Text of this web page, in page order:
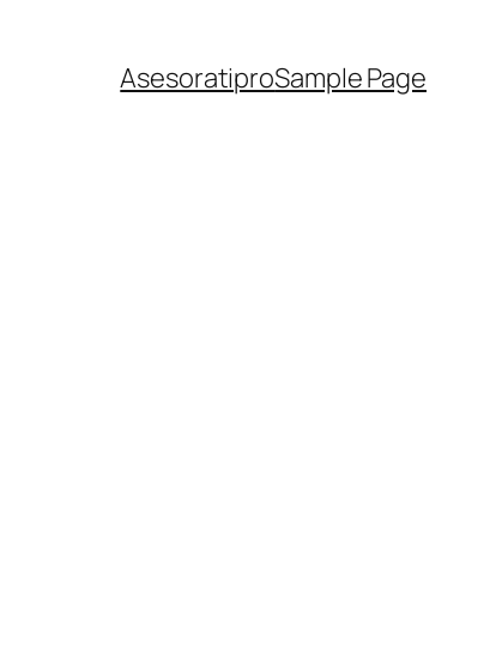
AsesoratiproSample Page